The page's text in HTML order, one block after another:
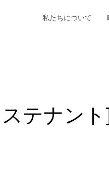
私たちについて
テナン